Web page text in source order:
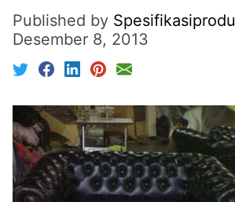
Published by
Desember 8, 2013